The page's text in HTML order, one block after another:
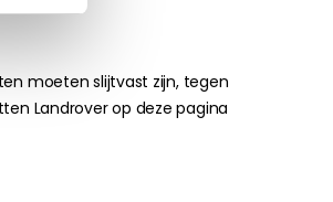
moeten slijtvast zijn, tegen
Landrover op deze pagina